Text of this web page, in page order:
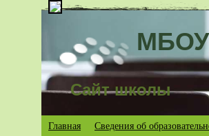
МБОУ
Сайт школы
Главная Сведения об